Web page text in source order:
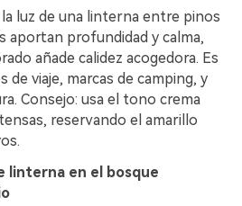
luz de una linterna entre pinos
aportan profundidad y calma,
añade calidez acogedora. Es
de viaje, marcas de camping, y
Consejo: usa el tono crema
reservando el amarillo
linterna en el bosque